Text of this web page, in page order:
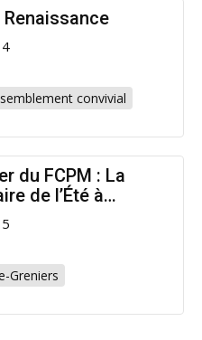
convivial
du FCPM : La
de l’Été à
Greniers